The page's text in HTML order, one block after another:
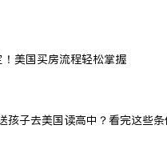
！美国买房流程轻松掌握
孩子去美国读高中？看完这些条